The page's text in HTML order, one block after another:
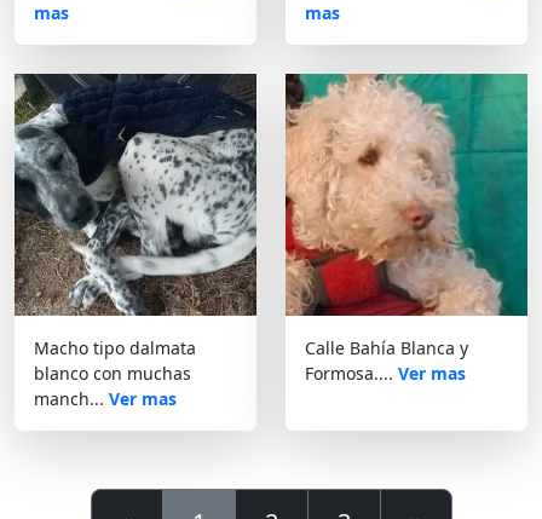
mas
mas
Macho tipo dalmata
blanco con muchas
manch... Ver mas
Calle Bahía Blanca y
Formosa.... Ver mas